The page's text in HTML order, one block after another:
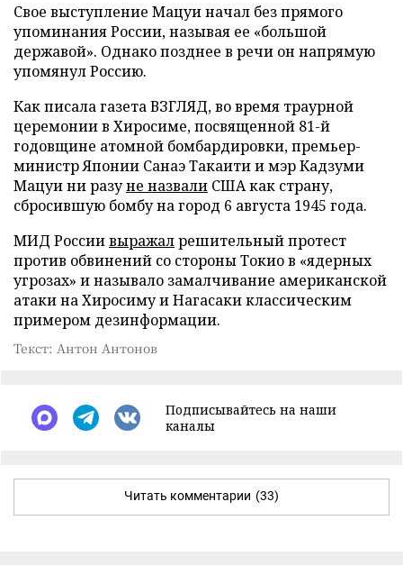
Свое выступление Мацуи начал без прямого
упоминания России, называя ее «большой
державой». Однако позднее в речи он напрямую
упомянул Россию.
Как писала газета ВЗГЛЯД, во время траурной
церемонии в Хиросиме, посвященной 81-й
годовщине атомной бомбардировки, премьер-
министр Японии Санаэ Такаити и мэр Кадзуми
Мацуи ни разуне назвали США как страну,
сбросившую бомбу на город 6 августа 1945 года.
МИД Россиивыражалрешительный протест
против обвинений со стороны Токио в «ядерных
угрозах» и называло замалчивание американской
атаки на Хиросиму и Нагасаки классическим
примером дезинформации.
Текст: Антон Антонов
Подписывайтесь на наши
каналы
Читать комментарии (33)